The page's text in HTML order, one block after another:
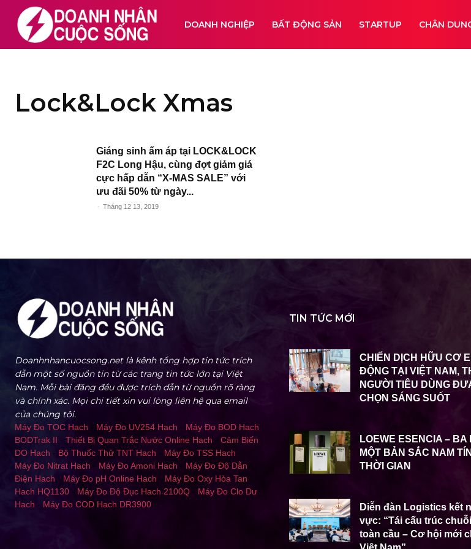
DOANH NGHIỆP BẤT ĐỘNG SẢN STARTUP CHÂN
Lock&Lock Xmas
Giáng sinh ấm áp tại LOCK&LOCK
F2C Long Hậu, cùng đợt giảm giá
cực hấp dẫn “X-MAS SALE” với
ưu đãi 50% từ ngày...
- Tháng 12 13, 2019
Doanhnhancuocsong.net là kênh tổng hợp tin tức trích
dẫn một số nguồn tin từ các trang tin tức lớn tại Việt
Nam. Mỗi bài đăng đều được trích dẫn từ nguồn rõ ràng
và chính xác. Mọi chi tiết xin vui lòng liên hệ qua email
của chúng tôi.
Máy Đo TOC Hach Máy Đo UV254 Hach - Máy Đo BOD Hach
BODTrak II - Thiết Bị Quan Trắc Nước Online Hach - Cảm Biến
DO Hach - Bộ Thuốc Thử TNT Hach - Máy Đo TSS Hach
Máy Đo Nitrat Hach - Máy Đo Amoni Hach
Máy Đo Độ Dẫn
Điện Hach - Máy Đo pH Online Hach
Máy Đo Oxy Hòa Tan
Hach HQ1130 - Máy Đo Độ Đục Hach 2100Q
Máy Đo Clo Dư
Hach - Máy Đo COD Hach DR3900
TIN TỨC MỚI
CHIẾN DỊCH HỮU CƠ
ĐỘNG TẠI VIỆT NAM,
NGƯỜI TIÊU DÙNG
CHỌN SÁNG SUỐT
LOEWE ESENCIA – BA
MỘT BẢN SẮC NAM
THỜI GIAN
Diễn đàn Logistics kết
vực: “Tái cấu trúc
toàn cầu – Cơ hội mới